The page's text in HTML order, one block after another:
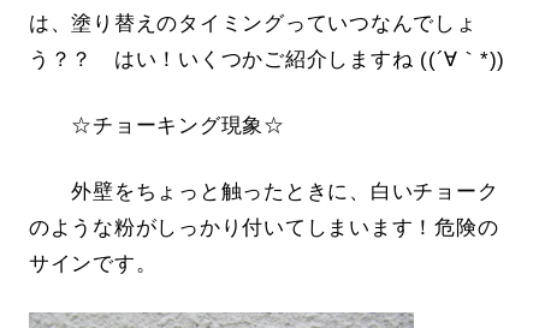
は、塗り替えのタイミングっていつなんでしょ
う？？ はい！いくつかご紹介しますね ((´∀｀*))
☆チョーキング現象☆
外壁をちょっと触ったときに、白いチョーク
のような粉がしっかり付いてしまいます！危険の
サインです。